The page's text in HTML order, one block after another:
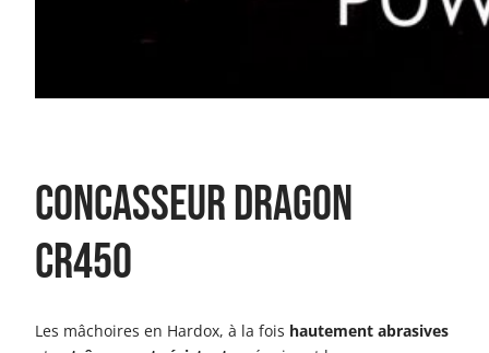
CONCASSEUR DRAGON
CR450
Les mâchoires en Hardox, à la fois hautement abrasives